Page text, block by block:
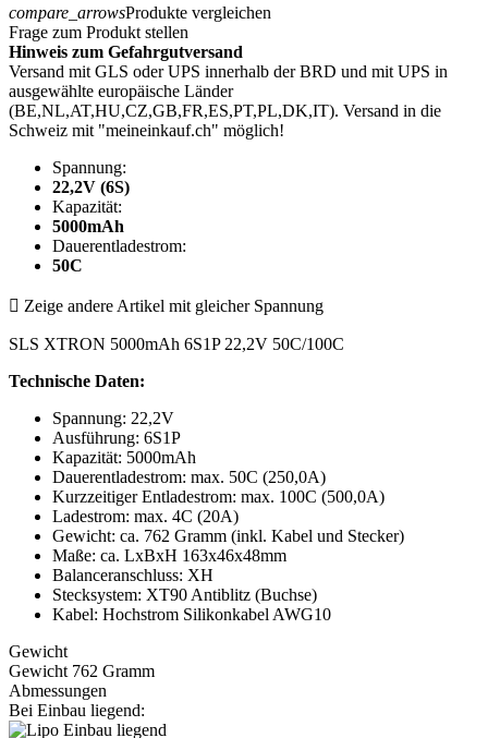
compare_arrowsProdukte vergleichen
Frage zum Produkt stellen
Hinweis zum Gefahrgutversand
Versand mit GLS oder UPS innerhalb der BRD und mit UPS in
ausgewählte europäische Länder
(BE,NL,AT,HU,CZ,GB,FR,ES,PT,PL,DK,IT). Versand in die
Schweiz mit "meineinkauf.ch" möglich!
Spannung:
22,2V (6S)
Kapazität:
5000mAh
Dauerentladestrom:
50C
 Zeige andere Artikel mit gleicher Spannung
SLS XTRON 5000mAh 6S1P 22,2V 50C/100C
Technische Daten:
Spannung: 22,2V
Ausführung: 6S1P
Kapazität: 5000mAh
Dauerentladestrom: max. 50C (250,0A)
Kurzzeitiger Entladestrom: max. 100C (500,0A)
Ladestrom: max. 4C (20A)
Gewicht: ca. 762 Gramm (inkl. Kabel und Stecker)
Maße: ca. LxBxH 163x46x48mm
Balanceranschluss: XH
Stecksystem: XT90 Antiblitz (Buchse)
Kabel: Hochstrom Silikonkabel AWG10
Gewicht
Gewicht 762 Gramm
Abmessungen
Bei Einbau liegend: